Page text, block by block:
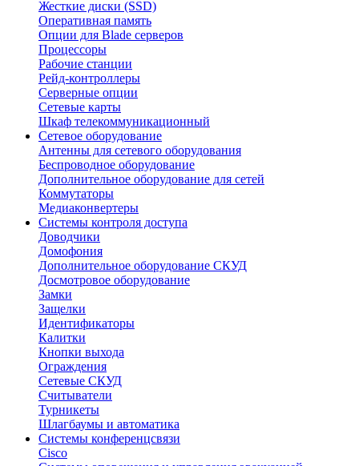
Жесткие диски (SSD)
Оперативная память
Опции для Blade серверов
Процессоры
Рабочие станции
Рейд-контроллеры
Серверные опции
Сетевые карты
Шкаф телекоммуникационный
Сетевое оборудование
Антенны для сетевого оборудования
Беспроводное оборудование
Дополнительное оборудование для сетей
Коммутаторы
Медиаконвертеры
Системы контроля доступа
Доводчики
Домофония
Дополнительное оборудование СКУД
Досмотровое оборудование
Замки
Защелки
Идентификаторы
Калитки
Кнопки выхода
Ограждения
Сетевые СКУД
Считыватели
Турникеты
Шлагбаумы и автоматика
Системы конференцсвязи
Cisco